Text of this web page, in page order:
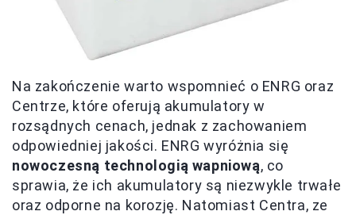
Na zakończenie warto wspomnieć o ENRG oraz
Centrze, które oferują akumulatory w
rozsądnych cenach, jednak z zachowaniem
odpowiedniej jakości. ENRG wyróżnia się
nowoczesną technologią wapniową, co
sprawia, że ich akumulatory są niezwykle trwałe
oraz odporne na korozję. Natomiast Centra, ze